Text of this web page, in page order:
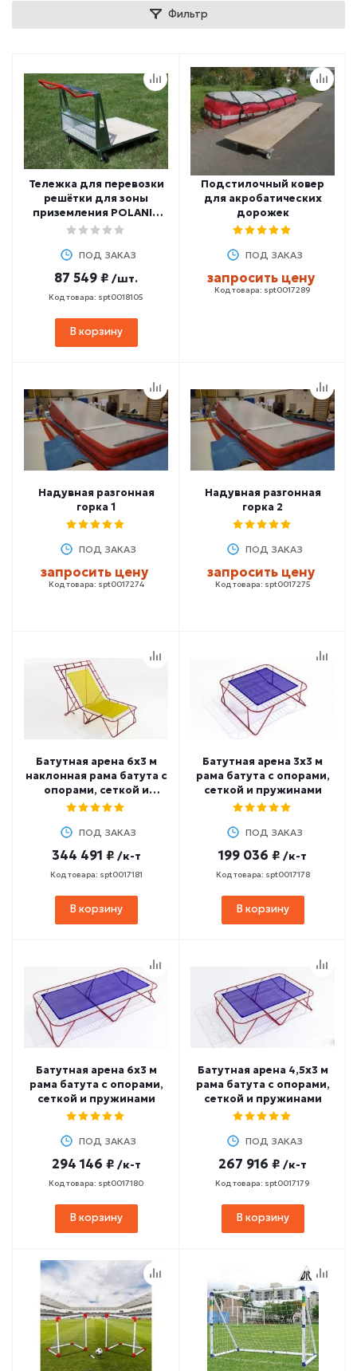
Фильтр
Тележка для перевозки
решётки для зоны
приземления POLANIK
WSZG-30
ПОД ЗАКАЗ
87 549 ₽ /шт.
Код товара: spt0018105
В корзину
Подстилочный ковер
для акробатических
дорожек
ПОД ЗАКАЗ
запросить цену
Код товара: spt0017289
Надувная разгонная
горка 1
ПОД ЗАКАЗ
запросить цену
Код товара: spt0017274
Надувная разгонная
горка 2
ПОД ЗАКАЗ
запросить цену
Код товара: spt0017275
Батутная арена 6х3 м
наклонная рама батута с
опорами, сеткой и
пружинами
ПОД ЗАКАЗ
344 491 ₽ /к-т
Код товара: spt0017181
В корзину
Батутная арена 3х3 м
рама батута с опорами,
сеткой и пружинами
ПОД ЗАКАЗ
199 036 ₽ /к-т
Код товара: spt0017178
В корзину
Батутная арена 6х3 м
рама батута с опорами,
сеткой и пружинами
ПОД ЗАКАЗ
294 146 ₽ /к-т
Код товара: spt0017180
В корзину
Батутная арена 4,5х3 м
рама батута с опорами,
сеткой и пружинами
ПОД ЗАКАЗ
267 916 ₽ /к-т
Код товара: spt0017179
В корзину